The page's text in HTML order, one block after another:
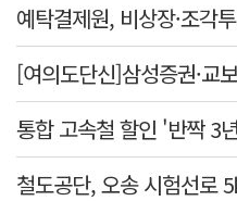
[여의도단신]삼성증권·교
통합 고속철 할인 '반짝 3